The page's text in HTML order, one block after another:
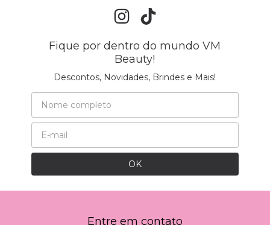
Fique por dentro do mundo VM
Beauty!
Descontos, Novidades, Brindes e Mais!
Entre em contato